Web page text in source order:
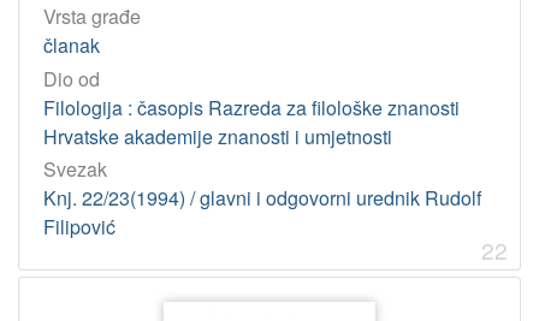
Vrsta građe
članak
Dio od
Filologija : časopis Razreda za filološke znanosti
Hrvatske akademije znanosti i umjetnosti
Svezak
Knj. 22/23(1994) / glavni i odgovorni urednik Rudolf
Filipović
22